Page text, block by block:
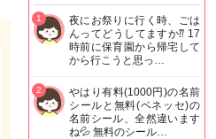
夜にお祭りに行く時、ごは
んってどうしてますか⁇ 17
時前に保育園から帰宅して
から行こうと思っ…
1
やはり有料(1000円)の名前
シールと無料(ベネッセ)の
名前シール、全然違います
ね💦 無料のシール…
2